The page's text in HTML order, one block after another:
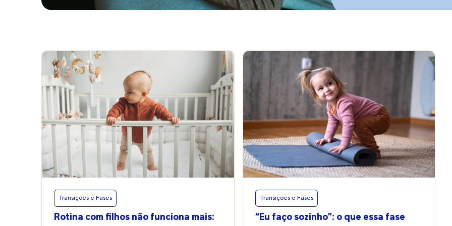
Transições e Fases
Rotina com filhos não funciona mais:
Transições e Fases
“Eu faço sozinho”: o que essa fase